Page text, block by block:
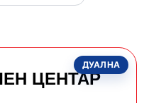
ДУАЛНА
ЦЕНТАР